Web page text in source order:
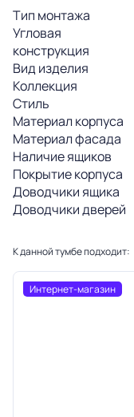
Тип монтажа
Угловая
конструкция
Вид изделия
Коллекция
Стиль
Материал корпуса
Материал фасада
Наличие ящиков
Покрытие корпуса
Доводчики ящика
Доводчики дверей
К данной тумбе подходит:
Интернет-магазин